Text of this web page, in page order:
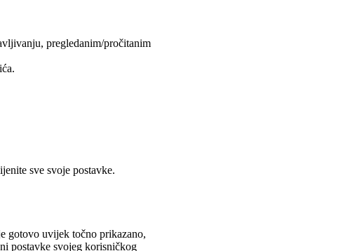
pregledanim/pročitanim
sve svoje postavke.
gotovo uvijek točno prikazano,
postavke svojeg korisničkog